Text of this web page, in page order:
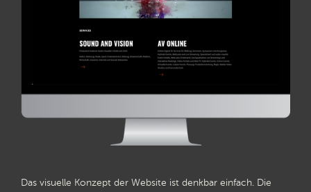
Das visuelle Konzept der Website ist denkbar einfach. Die